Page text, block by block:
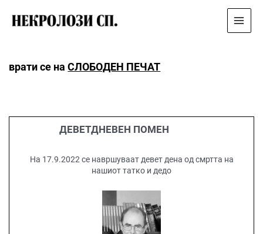
Main
врати се наСЛОБОДЕН ПЕЧАТ
ДЕВЕТДНЕВЕН ПОМЕН
На 17.9.2022 се навршуваат девет дена од смртта на
нашиот татко и дедо